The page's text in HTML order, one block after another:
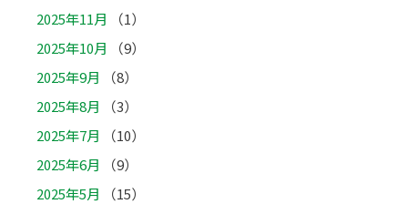
2025年11月
（1）
2025年10月
（9）
2025年9月
（8）
2025年8月
（3）
2025年7月
（10）
2025年6月
（9）
2025年5月
（15）